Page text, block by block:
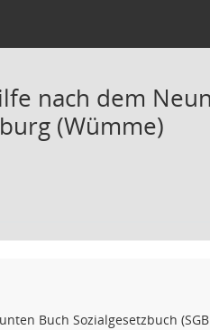
nach dem
(Wümme)
Buch Sozialgesetzbuch